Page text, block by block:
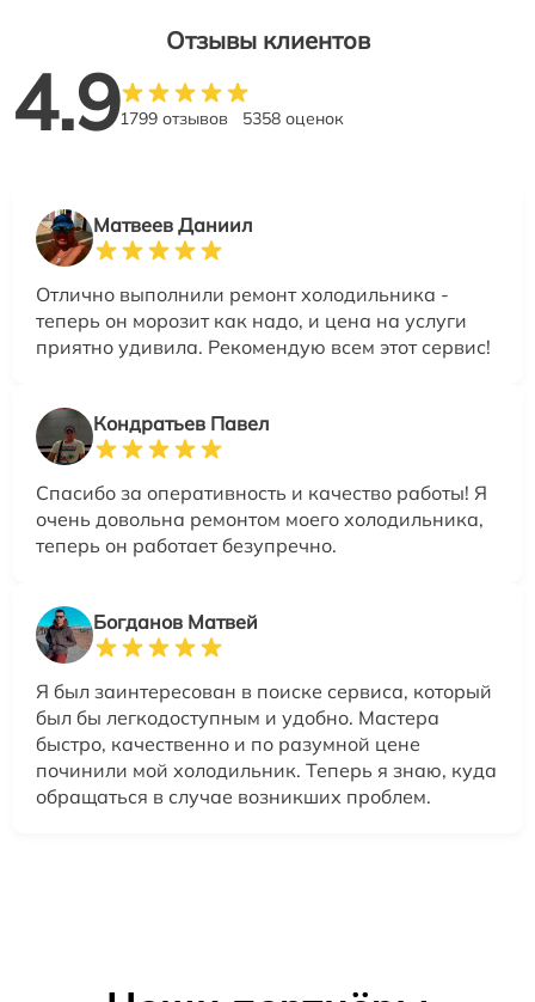
Отзывы клиентов
4.91799 отзывов 5358 оценок
Матвеев Даниил
Отлично выполнили ремонт холодильника -
теперь он морозит как надо, и цена на услуги
приятно удивила. Рекомендую всем этот сервис!
Кондратьев Павел
Спасибо за оперативность и качество работы! Я
очень довольна ремонтом моего холодильника,
теперь он работает безупречно.
Богданов Матвей
Я был заинтересован в поиске сервиса, который
был бы легкодоступным и удобно. Мастера
быстро, качественно и по разумной цене
починили мой холодильник. Теперь я знаю, куда
обращаться в случае возникших проблем.